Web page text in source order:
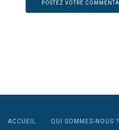
ACCUEIL QUI SOMMES-NOUS ?